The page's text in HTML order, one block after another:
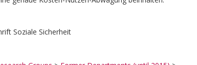
Soziale Sicherheit